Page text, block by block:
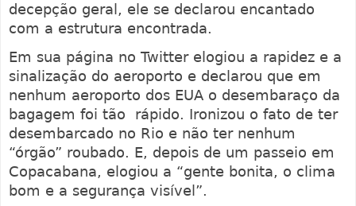
decepção geral, ele se declarou encantado
com a estrutura encontrada.
Em sua página no Twitter elogiou a rapidez e a
sinalização do aeroporto e declarou que em
nenhum aeroporto dos EUA o desembaraço da
bagagem foi tão rápido. Ironizou o fato de ter
desembarcado no Rio e não ter nenhum
“órgão” roubado. E, depois de um passeio em
Copacabana, elogiou a “gente bonita, o clima
bom e a segurança visível”.